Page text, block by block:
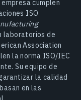
cumplen
ISO
laboratorios de
Association
la norma ISO/IEC
Su equipo de
la calidad
en las